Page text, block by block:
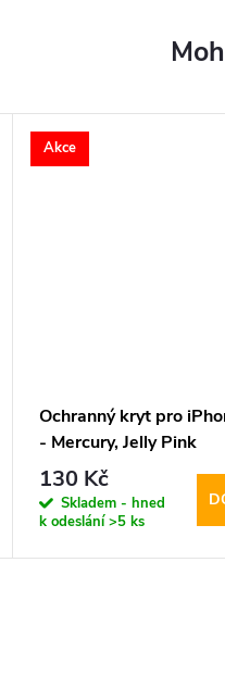
Akce
Ochranný kryt pro
- Mercury, Jelly Pink
130 Kč
Skladem - hned
k odeslání>5 ks